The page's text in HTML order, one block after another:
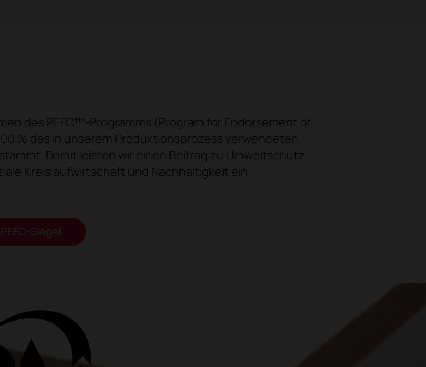
des PEFC™-Programms (Program for Endorsement of
% des in unserem Produktionsprozess verwendeten
Damit leisten wir einen Beitrag zu Umweltschutz
Kreislaufwirtschaft und Nachhaltigkeit ein.
PEFC-Siegel